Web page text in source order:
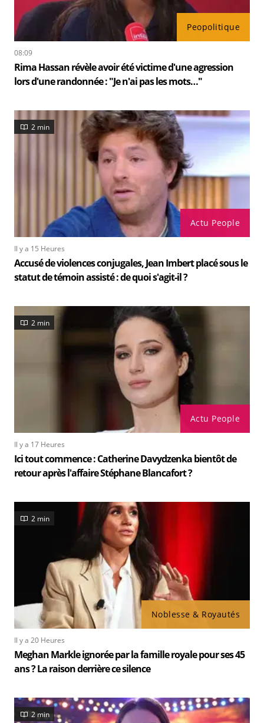
Peopolitique
08:09
Rima Hassan révèle avoir été victime d'une agression
lors d'une randonnée : "Je n'ai pas les mots…"
Actu People
2 min
Il y a 15 Heures
Accusé de violences conjugales, Jean Imbert placé sous le
statut de témoin assisté : de quoi s'agit-il ?
Actu People
2 min
Il y a 17 Heures
Ici tout commence : Catherine Davydzenka bientôt de
retour après l'affaire Stéphane Blancafort ?
Noblesse & Royautés
2 min
Il y a 20 Heures
Meghan Markle ignorée par la famille royale pour ses 45
ans ? La raison derrière ce silence
2 min